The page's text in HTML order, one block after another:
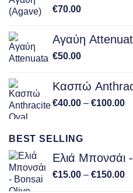
€70.00
Αγαύη
€50.00
Κασπώ
€40.00 – €100.00
BEST SELLING
Ελιά Μπονσάι
€15.00 – €150.00